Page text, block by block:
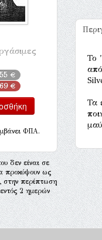
€
€
ΦΠΑ.
δεν είναι σε
προκύψουν ως
στην περίπτωση
2 ημερών
Το
Τα